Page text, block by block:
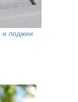
лоджии